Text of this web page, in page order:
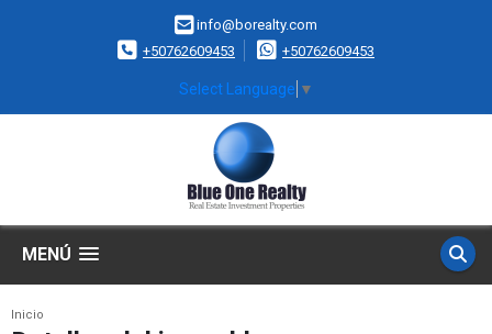
info@borealty.com
+50762609453
+50762609453
Select Language ▼
MENÚ
Inicio